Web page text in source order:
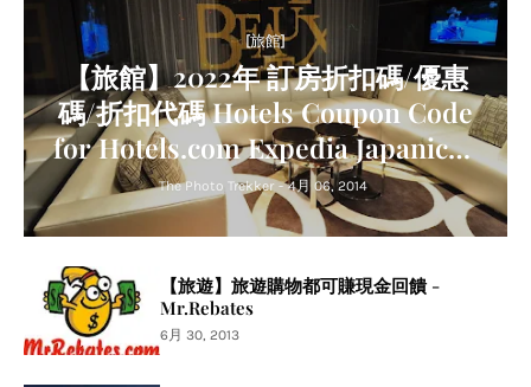
[旅館]
【旅館】2022年 訂房折扣碼/優惠
碼/折扣代碼 Hotels Coupon Code
for Hotels.com Expedia Japanican
Agoda Trip.com Relux
The Photo Trekker - 4月 06, 2014
【旅遊】旅遊購物都可賺現金回饋 -
Mr.Rebates
6月 30, 2013